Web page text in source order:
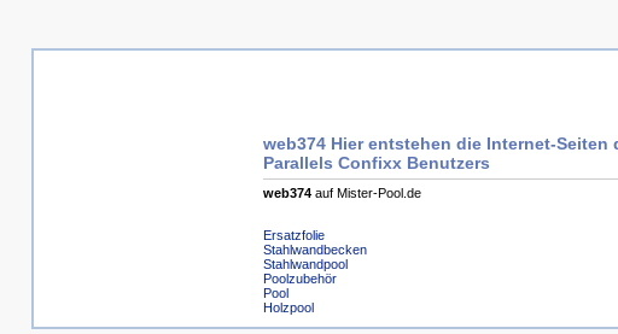
web374 Hier entstehen die Internet-Seiten
Parallels Confixx Benutzers
web374 auf Mister-Pool.de
Ersatzfolie
Stahlwandbecken
Stahlwandpool
Poolzubehör
Pool
Holzpool